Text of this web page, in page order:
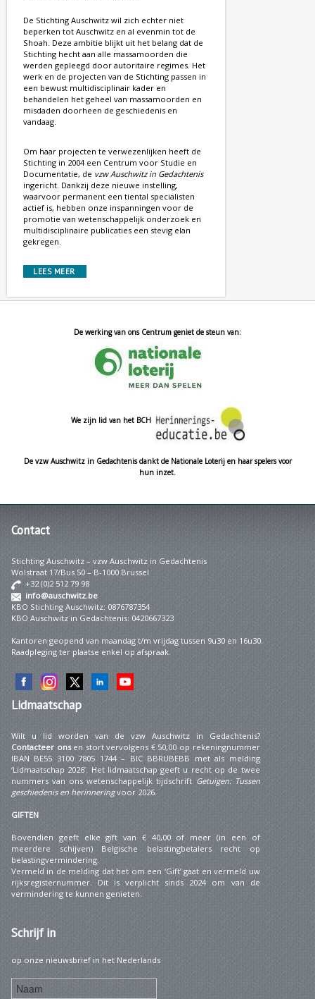
De Stichting Auschwitz wil zich echter niet
beperken tot Auschwitz en al evenmin tot de
Shoah. Deze ambitie blijkt uit het belang dat de
Stichting hecht aan alle massamoorden die
werden gepleegd door autoritaire regimes. Het
werk en de projecten van de Stichting passen in
een bewust multidisciplinair kader en
behandelen het geheel van massamoorden en
misdaden doorheen de geschiedenis en
vandaag.
Om haar projecten te verwezenlijken heeft de
Stichting in 2004 een Centrum voor Studie en
Documentatie, de vzw Auschwitz in Gedachtenis
ingericht. Dankzij deze nieuwe instelling,
waarvoor permanent een tiental specialisten
actief is, hebben onze inspanningen voor de
promotie van wetenschappelijk onderzoek en
multidisciplinaire publicaties een stevig elan
gekregen.
LEES MEER
De werking van ons Centrum geniet de steun van:
We zijn lid van het BCH
De vzw Auschwitz in Gedachtenis dankt de Nationale Loterij en haar spelers voor
hun inzet.
Contact
Stichting Auschwitz – vzw Auschwitz in Gedachtenis
Wolstraat 17/Bus 50 – B-1000 Brussel
+32 (0)2 512 79 98
info@auschwitz.be
KBO Stichting Auschwitz: 0876787354
KBO Auschwitz in Gedachtenis: 0420667323
Kantoren geopend van maandag t/m vrijdag tussen 9u30 en 16u30.
Raadpleging ter plaatse enkel op afspraak.
Lidmaatschap
Wilt u lid worden van de vzw Auschwitz in Gedachtenis?
Contacteer onsen stort vervolgens € 50,00 op rekeningnummer
IBAN BE55 3100 7805 1744 – BIC BBRUBEBB met als melding
‘Lidmaatschap 2026’. Het lidmaatschap geeft u recht op de twee
nummers van ons wetenschappelijk tijdschrift Getuigen: Tussen
geschiedenis en herinneringvoor 2026.
GIFTEN
Bovendien geeft elke gift van € 40,00 of meer (in een of
meerdere schijven) Belgische belastingbetalers recht op
belastingvermindering.
Vermeld in de melding dat het om een ‘Gift’ gaat en vermeld uw
rijksregisternummer. Dit is verplicht sinds 2024 om van de
vermindering te kunnen genieten.
Schrijfin
op onze nieuwsbrief in het Nederlands